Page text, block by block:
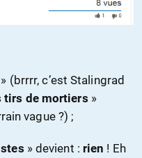
» (brrrr, c’est Stalingrad
tirs de mortiers »
vague ?) ;
» devient : rien ! Eh